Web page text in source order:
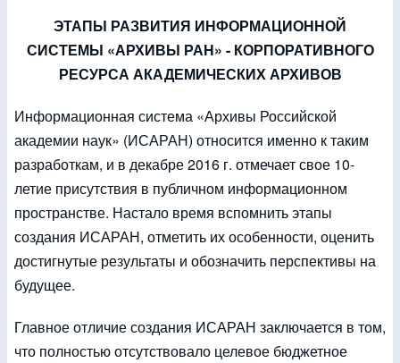
ЭТАПЫ РАЗВИТИЯ ИНФОРМАЦИОННОЙ
СИСТЕМЫ «АРХИВЫ РАН» - КОРПОРАТИВНОГО
РЕСУРСА АКАДЕМИЧЕСКИХ АРХИВОВ
Информационная система «Архивы Российской
академии наук» (ИСАРАН) относится именно к таким
разработкам, и в декабре 2016 г. отмечает свое 10-
летие присутствия в публичном информационном
пространстве. Настало время вспомнить этапы
создания ИСАРАН, отметить их особенности, оценить
достигнутые результаты и обозначить перспективы на
будущее.
Главное отличие создания ИСАРАН заключается в том,
что полностью отсутствовало целевое бюджетное